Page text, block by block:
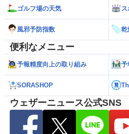
ゴルフ場の天気
風邪予防指数 乾
便利なメニュー
予報精度向上の取り組み 予
SORASHOP
ウェザーニュース公式SNS